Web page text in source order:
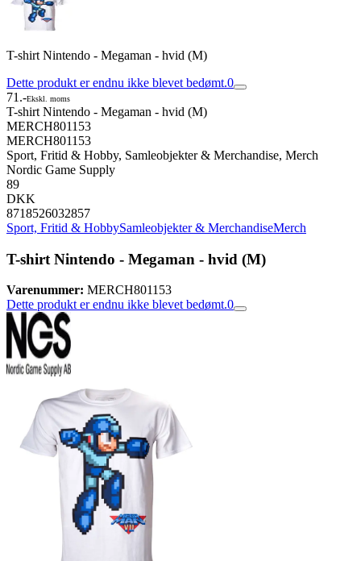
T-shirt Nintendo - Megaman - hvid (M)
Dette produkt er endnu ikke blevet bedømt.0
71.-Ekskl. moms
T-shirt Nintendo - Megaman - hvid (M)
MERCH801153
MERCH801153
Sport, Fritid & Hobby, Samleobjekter & Merchandise, Merch
Nordic Game Supply
89
DKK
8718526032857
Sport, Fritid & HobbySamleobjekter & MerchandiseMerch
T-shirt Nintendo - Megaman - hvid (M)
Varenummer: MERCH801153
Dette produkt er endnu ikke blevet bedømt.0